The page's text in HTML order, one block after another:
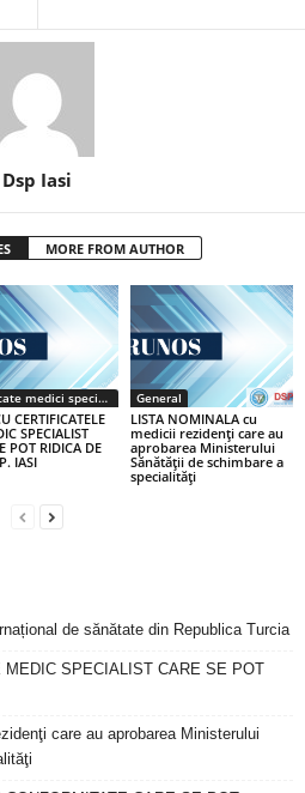
Dsp Iasi
MORE FROM AUTHOR
Certificate medici specialiști / primari
CERTIFICATELE
SPECIALIST
POT RIDICA DE
IASI
General
LISTA NOMINALA cu
medicii rezidenţi care au
aprobarea Ministerului
Sănătăţii de schimbare a
specialităţi
de sănătate din Republica Turcia
MEDIC SPECIALIST CARE SE POT
care au aprobarea Ministerului